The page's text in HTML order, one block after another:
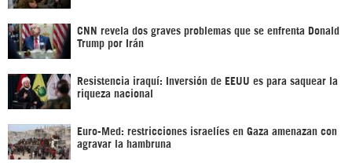
CNN revela dos graves problemas que se enfrenta Donald
Trump por Irán
Resistencia iraquí: Inversión de EEUU es para saquear la
riqueza nacional
Euro-Med: restricciones israelíes en Gaza amenazan con
agravar la hambruna